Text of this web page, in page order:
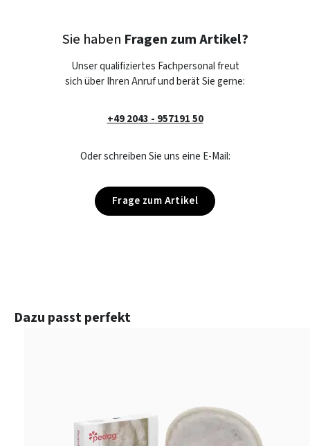
Sie haben Fragen zum Artikel?
Unser qualifiziertes Fachpersonal freut
sich über Ihren Anruf und berät Sie gerne:
+49 2043 - 957191 50
Oder schreiben Sie uns eine E-Mail:
Frage zum Artikel
Produktgalerie überspringen
Dazu passt perfekt